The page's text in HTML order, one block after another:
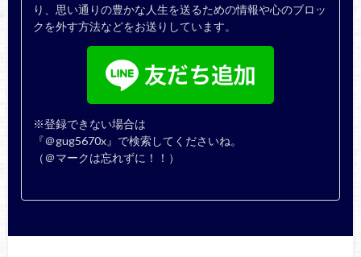
り、思い通りの豊かな人生を送るための情報や心のブロッ
クを外す方法などをお送りしています。
※登録できない場合は
『＠gug5670x』で検索してくださいね。
（＠マークは忘れずに！！）